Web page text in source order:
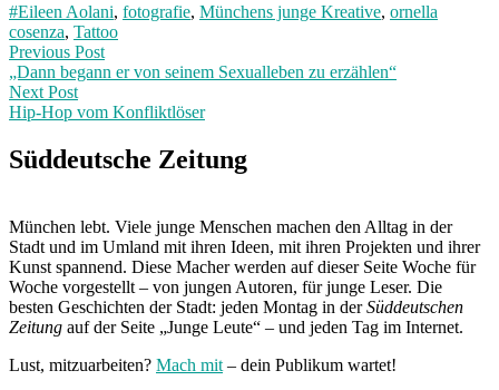
#Eileen Aolani, fotografie, Münchens junge Kreative, ornella
cosenza, Tattoo
Post
navigation
Previous PostPrevious
post:
„Dann begann er von seinem Sexualleben zu erzählen“
Next Post
Hip-Hop vom Konfliktlöser
Post:
Süddeutsche Zeitung
München lebt. Viele junge Menschen machen den Alltag in der
Stadt und im Umland mit ihren Ideen, mit ihren Projekten und ihrer
Kunst spannend. Diese Macher werden auf dieser Seite Woche für
Woche vorgestellt – von jungen Autoren, für junge Leser. Die
besten Geschichten der Stadt: jeden Montag in derSüddeutschen
Zeitung auf der Seite „Junge Leute“ – und jeden Tag im Internet.
Lust, mitzuarbeiten? Mach mit – dein Publikum wartet!